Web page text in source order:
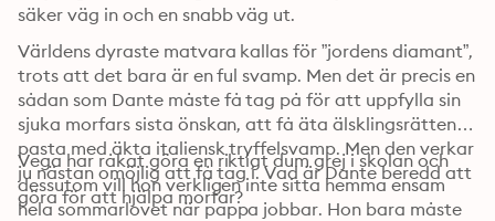
säker väg in och en snabb väg ut.
Världens dyraste matvara kallas för ”jordens diamant”,
trots att det bara är en ful svamp. Men det är precis en
sådan som Dante måste få tag på för att uppfylla sin
sjuka morfars sista önskan, att få äta älsklingsrätten
pasta med äkta italiensk tryffelsvamp. Men den verkar
ju nästan omöjlig att få tag i. Vad är Dante beredd att
göra för att hjälpa morfar?
Vega har råkat göra en riktigt dum grej i skolan och
dessutom vill hon verkligen inte sitta hemma ensam
hela sommarlovet när pappa jobbar. Hon bara måste